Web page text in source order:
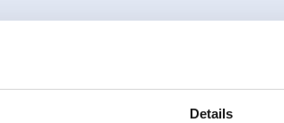
Details